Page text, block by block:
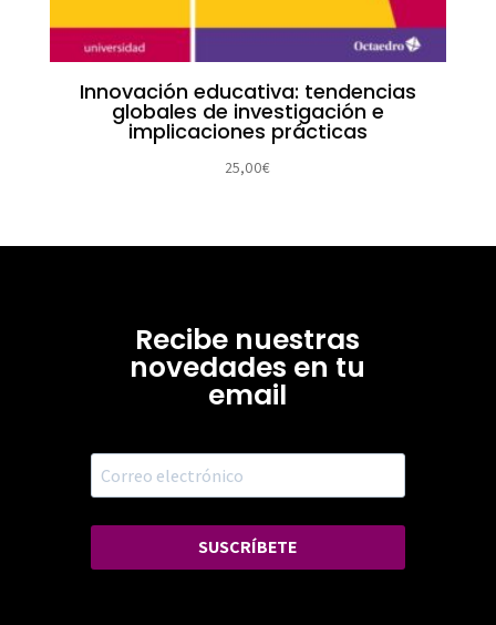
Innovación educativa: tendencias
globales de investigación e
implicaciones prácticas
25,00€
Recibe nuestras
novedades en tu
email
SUSCRÍBETE